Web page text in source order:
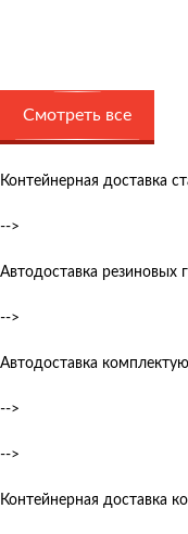
Смотреть все
Контейнерная доставка
-->
Автодоставка резиновых
-->
Автодоставка
-->
-->
Контейнерная доставка